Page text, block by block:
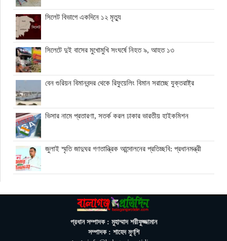
সিলেট বিভাগে একদিনে ১২ মৃত্যু
সিলেটে দুই বাসের মুখোমুখি সংঘর্ষে নিহত ৯, আহত ১৩
বেন গুরিয়ন বিমানবন্দর থেকে রিফুয়েলিং বিমান সরাচ্ছে যুক্তরাষ্ট্র
ভিসার নামে প্রতারণা, সতর্ক করল ঢাকার ভারতীয় হাইকমিশন
জুলাই স্মৃতি জাদুঘর গণতান্ত্রিক আন্দোলনের প্রতিচ্ছবি: প্রধানমন্ত্রী
কনর মিয়ার পাল্টা সংবাদ সম্মেলন
প্রধান সম্পাদক : মুহাম্মাদ শরীফুজ্জামান
সম্পাদক : শাহেদ মুণ্‌শি